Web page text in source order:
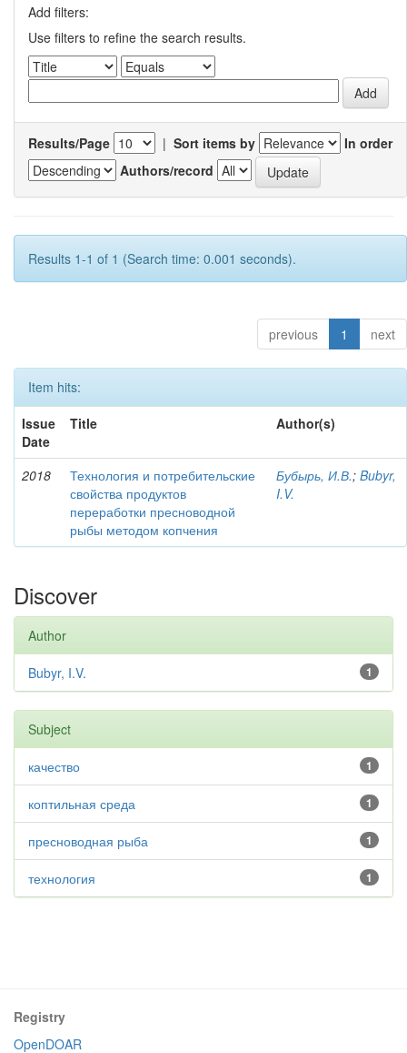
Add filters:
Use filters to refine the search results.
Results/Page | Sort items by
In order
Authors/record
Results 1-1 of 1 (Search time: 0.001 seconds).
previous 1 next
Item hits:
Issue
Date
Title Author(s)
2018
Технология и потребительские
свойства продуктов
переработки пресноводной
рыбы методом копчения
Бубырь, И.В.; Bubyr,
I.V.
Discover
Author
1
Bubyr, I.V.
Subject
1
качество
1
коптильная среда
1
пресноводная рыба
1
технология
Registry
OpenDOAR